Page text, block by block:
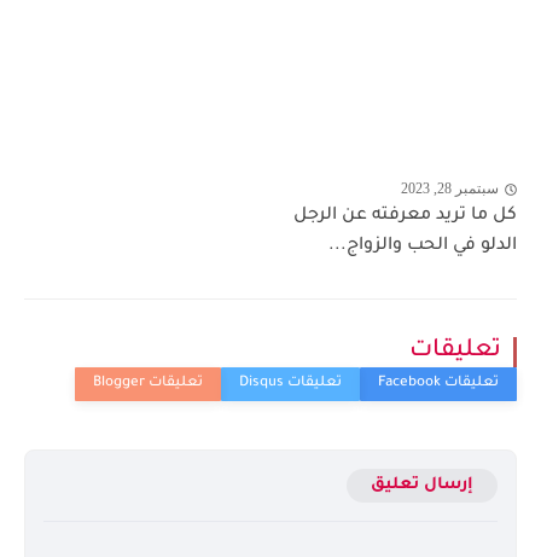
سبتمبر 28, 2023
كل ما تريد معرفته عن الرجل
الدلو في الحب والزواج...
تعليقات
إرسال تعليق